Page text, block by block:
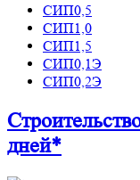
СИП0,5
СИП1,0
СИП1,5
СИП0,1Э
СИП0,2Э
дней*